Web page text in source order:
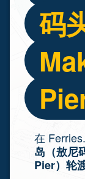
码
在
岛（敖尼
Pier）轮